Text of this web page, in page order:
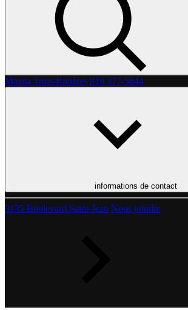
Mazda Trois-Rivières 819 377-5844
informations de contact
3135 Boulevard Saint-Jean Nous joindre